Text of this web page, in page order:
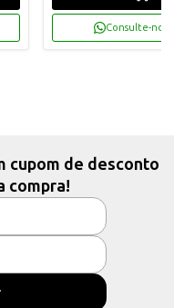
Consulte-nos
cupom de desconto
compra!